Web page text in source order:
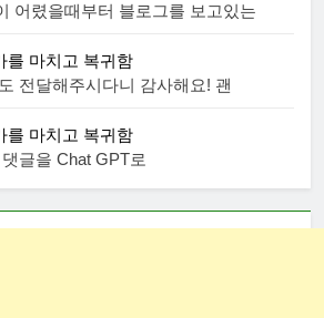
어렸을때부터 블로그를 보고있는
를 마치고 복귀함
전달해주시다니 감사해요! 괜
를 마치고 복귀함
글을 Chat GPT로